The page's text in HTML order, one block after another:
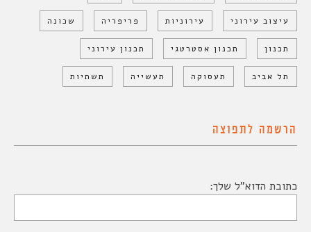
עיצוב עירוני עירוניות פריפריה שכונה
תכנון תכנון אסטרטגי תכנון עירוני
תל אביב תעסוקה תעשייה תשתיות
הרשמה לתפוצה
כתובת הדוא"ל שלך: